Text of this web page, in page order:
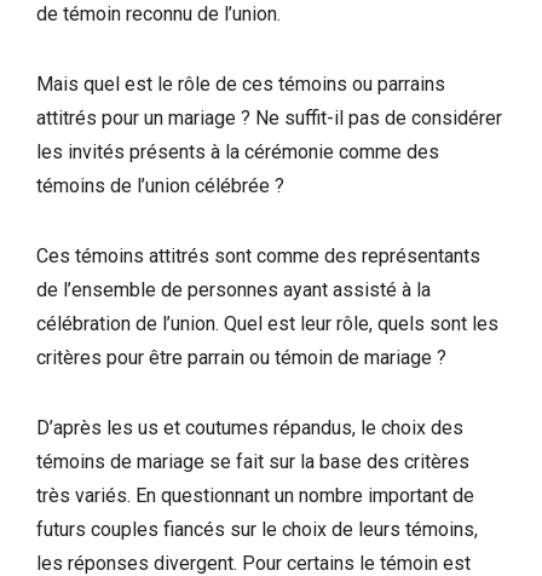
de témoin reconnu de l’union.
Mais quel est le rôle de ces témoins ou parrains
attitrés pour un mariage ? Ne suffit-il pas de considérer
les invités présents à la cérémonie comme des
témoins de l’union célébrée ?
Ces témoins attitrés sont comme des représentants
de l’ensemble de personnes ayant assisté à la
célébration de l’union. Quel est leur rôle, quels sont les
critères pour être parrain ou témoin de mariage ?
D’après les us et coutumes répandus, le choix des
témoins de mariage se fait sur la base des critères
très variés. En questionnant un nombre important de
futurs couples fiancés sur le choix de leurs témoins,
les réponses divergent. Pour certains le témoin est